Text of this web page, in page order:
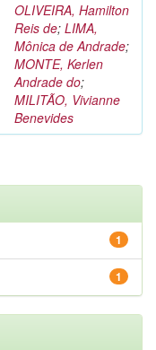
OLIVEIRA, Hamilton
Reis de; LIMA,
Mônica de Andrade;
MONTE, Kerlen
Andrade do;
MILITÃO, Vivianne
Benevides
1
1